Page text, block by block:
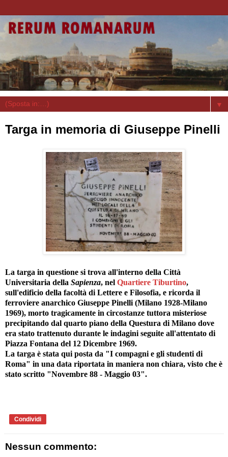
▼
Targa in memoria di Giuseppe Pinelli
La targa in questione si trova all'interno della Città
Universitaria della Sapienza, nel Quartiere Tiburtino,
sull'edificio della facoltà di Lettere e Filosofia, e ricorda il
ferroviere anarchico Giuseppe Pinelli (Milano 1928-Milano
1969), morto tragicamente in circostanze tuttora misteriose
precipitando dal quarto piano della Questura di Milano dove
era stato trattenuto durante le indagini seguite all'attentato di
Piazza Fontana del 12 Dicembre 1969.
La targa è stata qui posta da "I compagni e gli studenti di
Roma" in una data riportata in maniera non chiara, visto che è
stato scritto "Novembre 88 - Maggio 03".
Condividi
Nessun commento: